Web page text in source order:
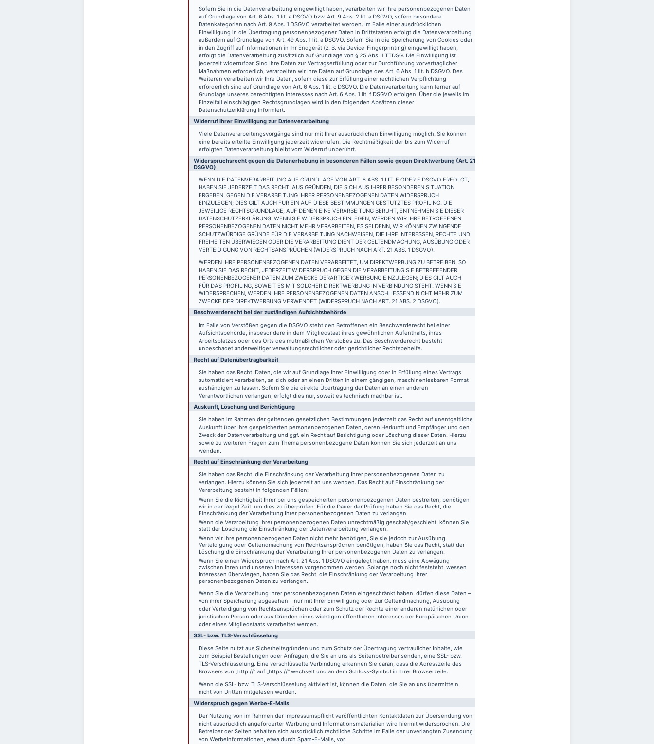
Sofern Sie in die Datenverarbeitung eingewilligt haben, verarbeiten wir Ihre personenbezogenen Daten
auf Grundlage von Art. 6 Abs. 1 lit. a DSGVO bzw. Art. 9 Abs. 2 lit. a DSGVO, sofern besondere
Datenkategorien nach Art. 9 Abs. 1 DSGVO verarbeitet werden. Im Falle einer ausdrücklichen
Einwilligung in die Übertragung personenbezogener Daten in Drittstaaten erfolgt die Datenverarbeitung
außerdem auf Grundlage von Art. 49 Abs. 1 lit. a DSGVO. Sofern Sie in die Speicherung von Cookies oder
in den Zugriff auf Informationen in Ihr Endgerät (z. B. via Device-Fingerprinting) eingewilligt haben,
erfolgt die Datenverarbeitung zusätzlich auf Grundlage von § 25 Abs. 1 TTDSG. Die Einwilligung ist
jederzeit widerrufbar. Sind Ihre Daten zur Vertragserfüllung oder zur Durchführung vorvertraglicher
Maßnahmen erforderlich, verarbeiten wir Ihre Daten auf Grundlage des Art. 6 Abs. 1 lit. b DSGVO. Des
Weiteren verarbeiten wir Ihre Daten, sofern diese zur Erfüllung einer rechtlichen Verpflichtung
erforderlich sind auf Grundlage von Art. 6 Abs. 1 lit. c DSGVO. Die Datenverarbeitung kann ferner auf
Grundlage unseres berechtigten Interesses nach Art. 6 Abs. 1 lit. f DSGVO erfolgen. Über die jeweils im
Einzelfall einschlägigen Rechtsgrundlagen wird in den folgenden Absätzen dieser
Datenschutzerklärung informiert.
Widerruf Ihrer Einwilligung zur Datenverarbeitung
Viele Datenverarbeitungsvorgänge sind nur mit Ihrer ausdrücklichen Einwilligung möglich. Sie können
eine bereits erteilte Einwilligung jederzeit widerrufen. Die Rechtmäßigkeit der bis zum Widerruf
erfolgten Datenverarbeitung bleibt vom Widerruf unberührt.
Widerspruchsrecht gegen die Datenerhebung in besonderen Fällen sowie gegen Direktwerbung (Art. 21
DSGVO)
WENN DIE DATENVERARBEITUNG AUF GRUNDLAGE VON ART. 6 ABS. 1 LIT. E ODER F DSGVO ERFOLGT,
HABEN SIE JEDERZEIT DAS RECHT, AUS GRÜNDEN, DIE SICH AUS IHRER BESONDEREN SITUATION
ERGEBEN, GEGEN DIE VERARBEITUNG IHRER PERSONENBEZOGENEN DATEN WIDERSPRUCH
EINZULEGEN; DIES GILT AUCH FÜR EIN AUF DIESE BESTIMMUNGEN GESTÜTZTES PROFILING. DIE
JEWEILIGE RECHTSGRUNDLAGE, AUF DENEN EINE VERARBEITUNG BERUHT, ENTNEHMEN SIE DIESER
DATENSCHUTZERKLÄRUNG. WENN SIE WIDERSPRUCH EINLEGEN, WERDEN WIR IHRE BETROFFENEN
PERSONENBEZOGENEN DATEN NICHT MEHR VERARBEITEN, ES SEI DENN, WIR KÖNNEN ZWINGENDE
SCHUTZWÜRDIGE GRÜNDE FÜR DIE VERARBEITUNG NACHWEISEN, DIE IHRE INTERESSEN, RECHTE UND
FREIHEITEN ÜBERWIEGEN ODER DIE VERARBEITUNG DIENT DER GELTENDMACHUNG, AUSÜBUNG ODER
VERTEIDIGUNG VON RECHTSANSPRÜCHEN (WIDERSPRUCH NACH ART. 21 ABS. 1 DSGVO).
WERDEN IHRE PERSONENBEZOGENEN DATEN VERARBEITET, UM DIREKTWERBUNG ZU BETREIBEN, SO
HABEN SIE DAS RECHT, JEDERZEIT WIDERSPRUCH GEGEN DIE VERARBEITUNG SIE BETREFFENDER
PERSONENBEZOGENER DATEN ZUM ZWECKE DERARTIGER WERBUNG EINZULEGEN; DIES GILT AUCH
FÜR DAS PROFILING, SOWEIT ES MIT SOLCHER DIREKTWERBUNG IN VERBINDUNG STEHT. WENN SIE
WIDERSPRECHEN, WERDEN IHRE PERSONENBEZOGENEN DATEN ANSCHLIESSEND NICHT MEHR ZUM
ZWECKE DER DIREKTWERBUNG VERWENDET (WIDERSPRUCH NACH ART. 21 ABS. 2 DSGVO).
Beschwerde­recht bei der zuständigen Aufsichts­behörde
Im Falle von Verstößen gegen die DSGVO steht den Betroffenen ein Beschwerderecht bei einer
Aufsichtsbehörde, insbesondere in dem Mitgliedstaat ihres gewöhnlichen Aufenthalts, ihres
Arbeitsplatzes oder des Orts des mutmaßlichen Verstoßes zu. Das Beschwerderecht besteht
unbeschadet anderweitiger verwaltungsrechtlicher oder gerichtlicher Rechtsbehelfe.
Recht auf Daten­übertrag­barkeit
Sie haben das Recht, Daten, die wir auf Grundlage Ihrer Einwilligung oder in Erfüllung eines Vertrags
automatisiert verarbeiten, an sich oder an einen Dritten in einem gängigen, maschinenlesbaren Format
aushändigen zu lassen. Sofern Sie die direkte Übertragung der Daten an einen anderen
Verantwortlichen verlangen, erfolgt dies nur, soweit es technisch machbar ist.
Auskunft, Löschung und Berichtigung
Sie haben im Rahmen der geltenden gesetzlichen Bestimmungen jederzeit das Recht auf unentgeltliche
Auskunft über Ihre gespeicherten personenbezogenen Daten, deren Herkunft und Empfänger und den
Zweck der Datenverarbeitung und ggf. ein Recht auf Berichtigung oder Löschung dieser Daten. Hierzu
sowie zu weiteren Fragen zum Thema personenbezogene Daten können Sie sich jederzeit an uns
wenden.
Recht auf Einschränkung der Verarbeitung
Sie haben das Recht, die Einschränkung der Verarbeitung Ihrer personenbezogenen Daten zu
verlangen. Hierzu können Sie sich jederzeit an uns wenden. Das Recht auf Einschränkung der
Verarbeitung besteht in folgenden Fällen:
Wenn Sie die Richtigkeit Ihrer bei uns gespeicherten personenbezogenen Daten bestreiten, benötigen
wir in der Regel Zeit, um dies zu überprüfen. Für die Dauer der Prüfung haben Sie das Recht, die
Einschränkung der Verarbeitung Ihrer personenbezogenen Daten zu verlangen.
Wenn die Verarbeitung Ihrer personenbezogenen Daten unrechtmäßig geschah/geschieht, können Sie
statt der Löschung die Einschränkung der Datenverarbeitung verlangen.
Wenn wir Ihre personenbezogenen Daten nicht mehr benötigen, Sie sie jedoch zur Ausübung,
Verteidigung oder Geltendmachung von Rechtsansprüchen benötigen, haben Sie das Recht, statt der
Löschung die Einschränkung der Verarbeitung Ihrer personenbezogenen Daten zu verlangen.
Wenn Sie einen Widerspruch nach Art. 21 Abs. 1 DSGVO eingelegt haben, muss eine Abwägung
zwischen Ihren und unseren Interessen vorgenommen werden. Solange noch nicht feststeht, wessen
Interessen überwiegen, haben Sie das Recht, die Einschränkung der Verarbeitung Ihrer
personenbezogenen Daten zu verlangen.
Wenn Sie die Verarbeitung Ihrer personenbezogenen Daten eingeschränkt haben, dürfen diese Daten –
von ihrer Speicherung abgesehen – nur mit Ihrer Einwilligung oder zur Geltendmachung, Ausübung
oder Verteidigung von Rechtsansprüchen oder zum Schutz der Rechte einer anderen natürlichen oder
juristischen Person oder aus Gründen eines wichtigen öffentlichen Interesses der Europäischen Union
oder eines Mitgliedstaats verarbeitet werden.
SSL- bzw. TLS-Verschlüsselung
Diese Seite nutzt aus Sicherheitsgründen und zum Schutz der Übertragung vertraulicher Inhalte, wie
zum Beispiel Bestellungen oder Anfragen, die Sie an uns als Seitenbetreiber senden, eine SSL- bzw.
TLS-Verschlüsselung. Eine verschlüsselte Verbindung erkennen Sie daran, dass die Adresszeile des
Browsers von „http://“ auf „https://“ wechselt und an dem Schloss-Symbol in Ihrer Browserzeile.
Wenn die SSL- bzw. TLS-Verschlüsselung aktiviert ist, können die Daten, die Sie an uns übermitteln,
nicht von Dritten mitgelesen werden.
Widerspruch gegen Werbe-E-Mails
Der Nutzung von im Rahmen der Impressumspflicht veröffentlichten Kontaktdaten zur Übersendung von
nicht ausdrücklich angeforderter Werbung und Informationsmaterialien wird hiermit widersprochen. Die
Betreiber der Seiten behalten sich ausdrücklich rechtliche Schritte im Falle der unverlangten Zusendung
von Werbeinformationen, etwa durch Spam-E-Mails, vor.